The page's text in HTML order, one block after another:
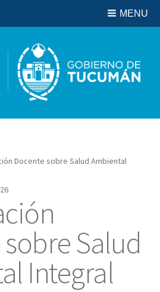
Biblioteca
MENU
Docente sobre Salud Ambiental
Salud
Integral